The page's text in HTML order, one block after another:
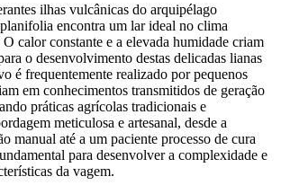
ilhas vulcânicas do arquipélago
encontra um lar ideal no clima
calor constante e a elevada humidade criam
o desenvolvimento destas delicadas lianas
é frequentemente realizado por pequenos
em conhecimentos transmitidos de geração
práticas agrícolas tradicionais e
meticulosa e artesanal, desde a
manual até a um paciente processo de cura
para desenvolver a complexidade e
da vagem.